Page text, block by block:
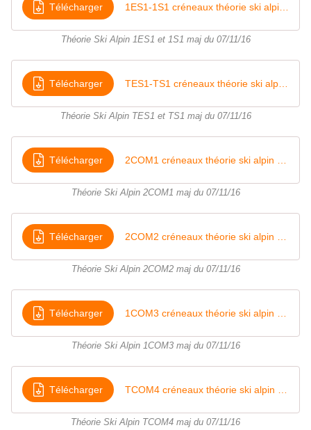
Télécharger
Théorie Ski Alpin 1ES1 et 1S1 maj du 07/11/16
Télécharger
Théorie Ski Alpin TES1 et TS1 maj du 07/11/16
Télécharger
Théorie Ski Alpin 2COM1 maj du 07/11/16
Télécharger
Théorie Ski Alpin 2COM2 maj du 07/11/16
Télécharger
Théorie Ski Alpin 1COM3 maj du 07/11/16
Télécharger
Théorie Ski Alpin TCOM4 maj du 07/11/16